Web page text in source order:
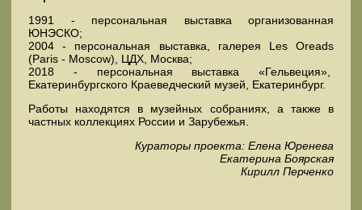
1991 - персональная выставка организованная
ЮНЭСКО;
2004 - персональная выставка, галерея Les Oreads
(Paris - Moscow), ЦДХ, Москва;
2018 - персональная выставка «Гельвеция»,
Екатеринбургского Краеведческий музей, Екатеринбург.
Работы находятся в музейных собраниях, а также в
частных коллекциях России и Зарубежья.
Кураторы проекта: Елена Юренева
Екатерина Боярская
Кирилл Перченко